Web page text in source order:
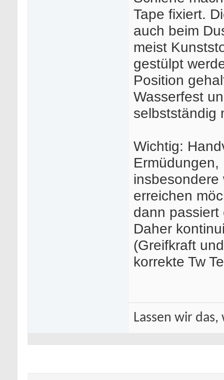
Tape fixiert.
auch beim
meist
gestülpt
Position
Wasserfest
selbstständig
Wichtig:
insbesondere
erreichen
dann passiert
Daher
(Greifkraft
korrekte Tw
Lassen wir